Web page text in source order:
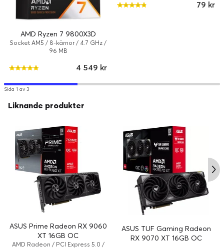
Dubbla kullager för fläkt
Olika lagertyper har unika för- och nackdelar. Dubbla kullager är
utmärkta när det gäller hållbarhet och kan hålla upp till dubbelt
AMD Ryzen 7 9800X3D
Socket AM5 / 8-kärnor / 4.7 GHz /
96 MB
4 549 kr
79 kr
Sida 1 av 3
Liknande produkter
ASUS Prime Radeon RX 9060
XT 16GB OC
AMD Radeon / PCI Express 5.0 /
ASUS TUF Gaming Radeon
RX 9070 XT 16GB OC